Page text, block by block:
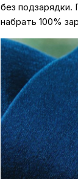
без подзарядки.
набрать 100%